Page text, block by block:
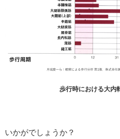
歩行時における大内
いかがでしょうか？